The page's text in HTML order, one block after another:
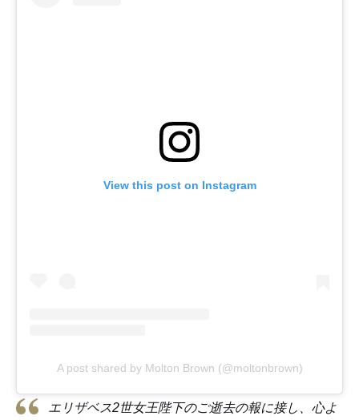
View this post on Instagram
A post shared by Molton Brown (@moltonbrown)
エリザベス2世女王陛下のご逝去の報に接し、心よ